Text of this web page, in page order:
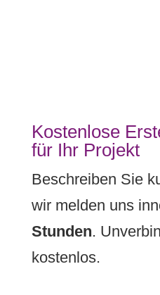
Kostenlose
für Ihr Projekt
Beschreiben Sie
wir melden uns
Stunden.
kostenlos.